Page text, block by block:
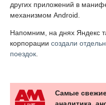
других приложений в
механизмом Android.
Напомним, на днях Яндекс
корпорации создали
поездок.
Самые